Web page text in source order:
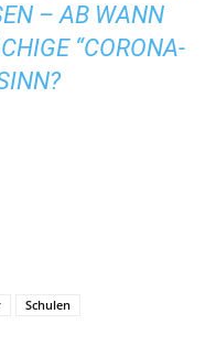
– AB WANN
“CORONA-F
Schulen